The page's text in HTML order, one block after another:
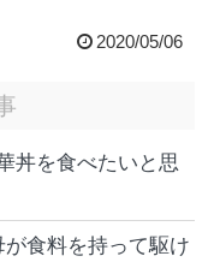
2020/05/06
丼を食べたいと思
食料を持って駆け